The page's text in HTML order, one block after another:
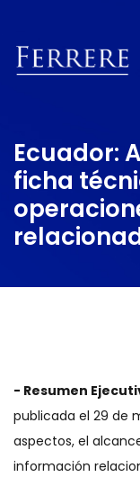
Ecuador:
ficha
- Resumen
publicada el 29 de
aspectos, el
información